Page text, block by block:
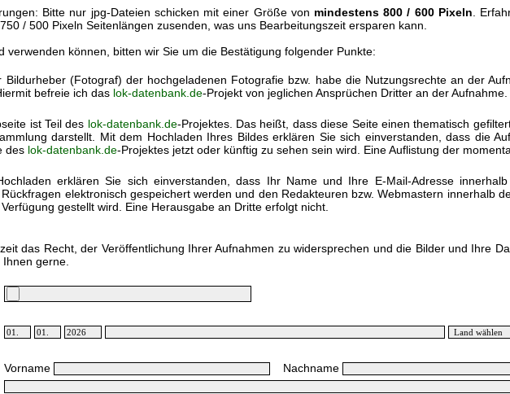
Bitte nur jpg-Dateien schicken mit einer Größe von mindestens 800 / 600 Pixeln .
/ 500 Pixeln Seitenlängen zusenden, was uns Bearbeitungszeit ersparen kann.
verwenden können, bitten wir Sie um die Bestätigung folgender Punkte:
Bildurheber (Fotograf) der hochgeladenen Fotografie bzw. habe die Nutzungsrechte an der
befreie ich das lok-datenbank.de-Projekt von jeglichen Ansprüchen Dritter an der Aufnahme.
ist Teil des lok-datenbank.de-Projektes. Das heißt, dass diese Seite einen thematisch
darstellt. Mit dem Hochladen Ihres Bildes erklären Sie sich einverstanden, dass die
des lok-datenbank.de-Projektes jetzt oder künftig zu sehen sein wird. Eine Auflistung der
erklären Sie sich einverstanden, dass Ihr Name und Ihre E-Mail-Adresse
elektronisch gespeichert werden und den Redakteuren bzw. Webmastern innerhalb
gestellt wird. Eine Herausgabe an Dritte erfolgt nicht.
das Recht, der Veröffentlichung Ihrer Aufnahmen zu widersprechen und die Bilder und Ihre
gerne.
Vorname
Nachname